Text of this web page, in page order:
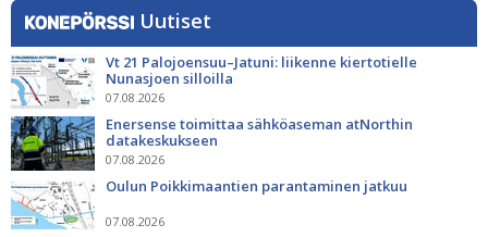
Uutiset
Vt 21 Palojoensuu–Jatuni: liikenne kiertotielle
Nunasjoen silloilla
07.08.2026
Enersense toimittaa sähköaseman atNorthin
datakeskukseen
07.08.2026
Oulun Poikkimaantien parantaminen jatkuu
07.08.2026